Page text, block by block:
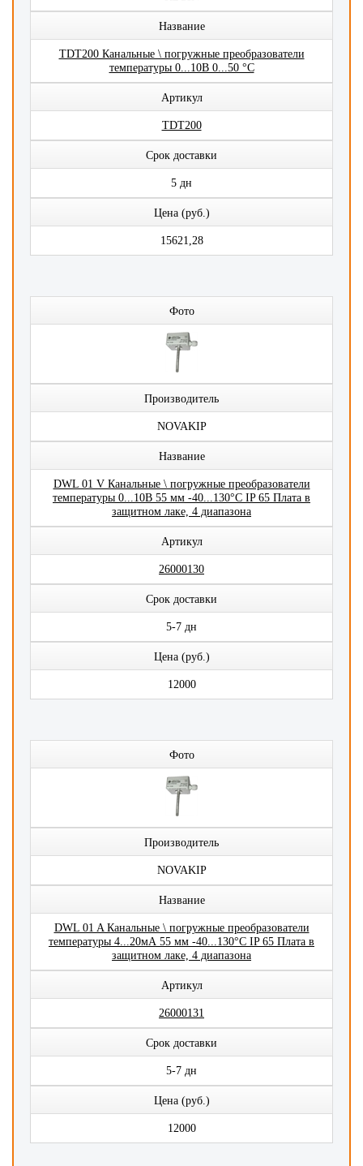
Название
TDT200 Канальные \ погружные преобразователи
температуры 0...10В 0...50 °C
Артикул
TDT200
Срок доставки
5 дн
Цена (руб.)
15621,28
Фото
Производитель
NOVAKIP
Название
DWL 01 V Канальные \ погружные преобразователи
температуры 0...10В 55 мм -40...130°C IP 65 Плата в
защитном лаке, 4 диапазона
Артикул
26000130
Срок доставки
5-7 дн
Цена (руб.)
12000
Фото
Производитель
NOVAKIP
Название
DWL 01 A Канальные \ погружные преобразователи
температуры 4...20мА 55 мм -40...130°C IP 65 Плата в
защитном лаке, 4 диапазона
Артикул
26000131
Срок доставки
5-7 дн
Цена (руб.)
12000